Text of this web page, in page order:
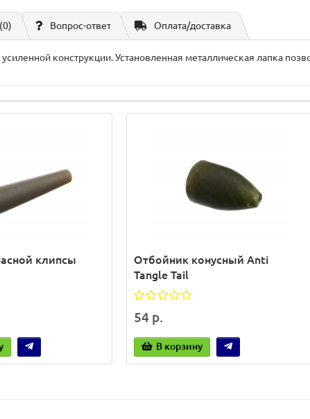
Вопрос-ответ Оплата/доставка
конструкции. Установленная металлическая лапка
клипсы
Отбойник конусный Anti
Tangle Tail
54 р.
В корзину